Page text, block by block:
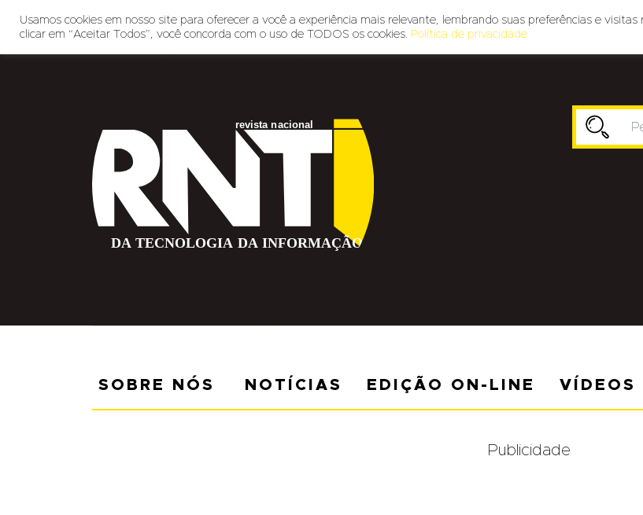
SOBRE NÓS NOTÍCIAS EDIÇÃO ON-LINE VÍDEOS
Publicidade
Usamos cookies em nosso site para oferecer a você a experiência mais relevante, lembrando suas preferências e visitas
clicar em “Aceitar Todos”, você concorda com o uso de TODOS os cookies. Política de privacidade